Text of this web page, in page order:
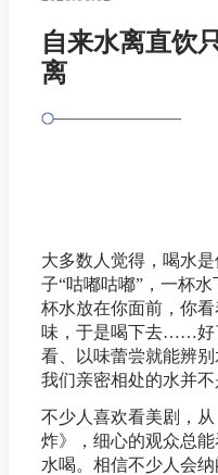
自来水离直饮
离
大多数人觉得，喝水
子“咕嘟咕嘟”，一杯
杯水放在你面前，你
味，于是喝下去……好
看、以味蕾尝就能辨
我们亲密相处的水并不
不少人喜欢看美剧，
炸》，细心的观众总
水喝。相信不少人会